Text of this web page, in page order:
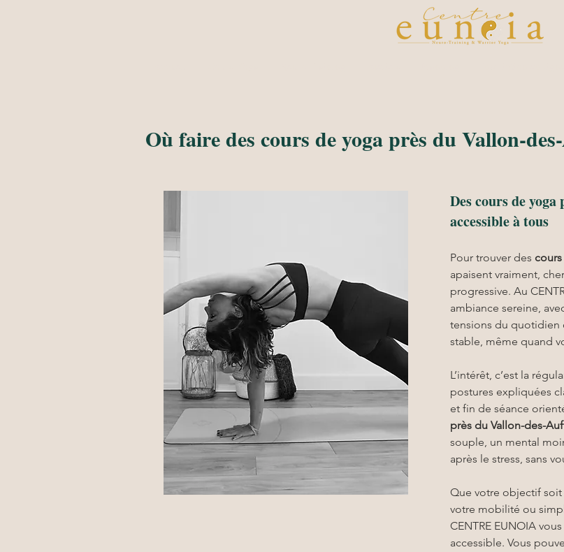
Où faire des cours de yoga près du Vallon-
Des cours de
accessible à tous
Pour trouver des
apaisent vraiment,
progressive. Au
ambiance sereine,
tensions du quotidien
stable, même quand
L’intérêt, c’est la
postures expliquées
et fin de séance
près du Vallon-des-
souple, un mental
après le stress, sans
Que votre objectif soit
votre mobilité ou
CENTRE EUNOIA
accessible. Vous